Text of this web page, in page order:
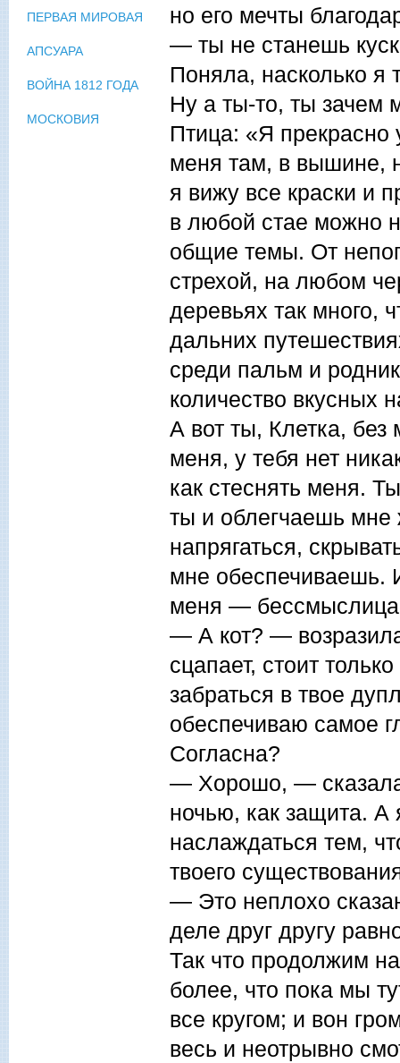
но его мечты
— ты не станешь
Поняла, насколько я
Ну а ты-то, ты зачем
Птица: «Я прекрасно
меня там, в вышине,
я вижу все краски и
в любой стае можно
общие темы. От
стрехой, на любом
деревьях так много,
дальних
среди пальм и
количество вкусных
А вот ты, Клетка,
меня, у тебя нет
как стеснять меня.
ты и облегчаешь мне
напрягаться,
мне обеспечиваешь.
меня —
— А кот? —
сцапает, стоит
забраться в твое
обеспечиваю самое
Согласна?
— Хорошо, —
ночью, как защита. А
наслаждаться тем,
твоего
— Это неплохо
деле друг другу
Так что продолжим
более, что пока мы
все кругом; и вон
весь и неотрывно
ПЕРВАЯ МИРОВАЯ
АПСУАРА
ВОЙНА 1812 ГОДА
МОСКОВИЯ